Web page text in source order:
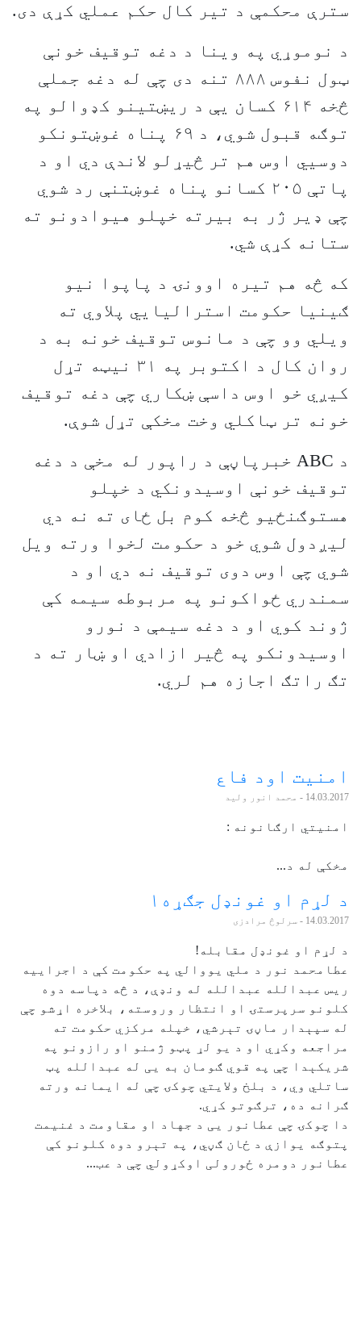
سترې محکمې د تیر کال حکم عملي کړې دی.
د نوموړي په وینا د دغه توقیف خونې
ټول نفوس ۸۸۸ تنه دی چې له دغه جملې
څخه ۶۱۴ کسان یې د ریښتینو کډوالو په
توګه قبول شوي، د ۶۹ پناه غوښتونکو
دوسيي اوس هم تر څیړلو لاندې دي او د
پاتې ۲۰۵ کسانو پناه غوښتنې رد شوي
چې ډیر ژر به بیرته خپلو هیوادونو ته
ستانه کړې شي.
که څه هم تیره اوونۍ د پاپوا نیو
ګینیا حکومت استرالیایي پلاوي ته
ویلي وو چې د مانوس توقیف خونه به د
روان کال د اکتوبر په ۳۱ نیټه تړل
کیږي خو اوس داسې ښکاري چې دغه توقیف
خونه تر ټاکلي وخت مخکې تړل شوې.
د ABC خبرپاڼې د راپور له مخې د دغه
توقیف خونې اوسیدونکي د خپلو
هستوګنځیو څخه کوم بل ځای ته نه دي
لیږدول شوي خو د حکومت لخوا ورته ویل
شوي چې اوس دوی توقیف نه دي او د
سمندري ځواکونو په مربوطه سیمه کې
ژوند کوي او د دغه سیمې د نورو
اوسیدونکو په څیر ازادي او ښار ته د
تګ راتګ اجازه هم لري.
امنیت اود فاع
14.03.2017 - محمد انور ولید
امنیتي ارګانونه :
مخکې له د...
د لړم او غونډل جګړه۱
14.03.2017 - سرلوڅ مرادزی
د لړم او غونډل مقابله!
عطامحمد نور د ملي یووالي په حکومت کې د اجراییه
ریس عبدالله عبدالله له ونډې، د څه دپاسه دوه
کلونو سرپرستۍ او انتظار وروسته، بلاخره اړشو چې
له سپېدار ماڼۍ تېرشي، خپله مرکزي حکومت ته
مراجعه وکړي او د یو لړ پټو ژمنو او رازونو په
شریکېدا چې په قوي ګومان به يی له عبدالله پټ
ساتلي وي، د بلخ ولایتي چوکۍ چې له ایمانه ورته
ګرانه ده، ترګوتو کړي.
دا چوکۍ چې عطانور يی د جهاد او مقاومت د غنیمت
پتوګه یوازې د ځان ګڼي، په تېرو دوه کلونو کې
عطانور دومره ځورولی اوکړولي چې د عب...